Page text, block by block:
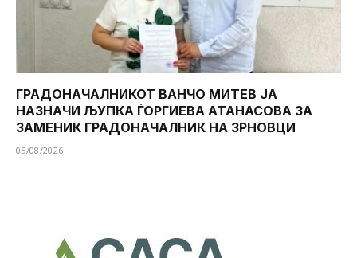
ГРАДОНАЧАЛНИКОТ ВАНЧО МИТЕВ ЈА
НАЗНАЧИ ЉУПКА ЃОРГИЕВА АТАНАСОВА ЗА
ЗАМЕНИК ГРАДОНАЧАЛНИК НА ЗРНОВЦИ
05/08/2026